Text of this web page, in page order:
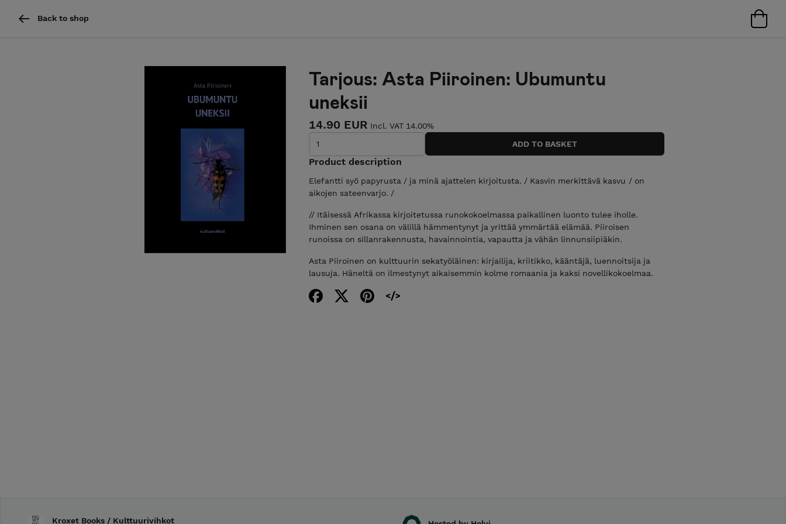
Back to shop
Tarjous: Asta Piiroinen: Ubumuntu
uneksii
14.90 EUR Incl. VAT 14.00%
Product description
Elefantti syö papyrusta / ja minä ajattelen kirjoitusta. / Kasvin merkittävä kasvu / on
aikojen sateenvarjo. /
// Itäisessä Afrikassa kirjoitetussa runokokoelmassa paikallinen luonto tulee iholle.
Ihminen sen osana on välillä hämmentynyt ja yrittää ymmärtää elämää. Piiroisen
runoissa on sillanrakennusta, havainnointia, vapautta ja vähän linnunsiipiäkin.
Asta Piiroinen on kulttuurin sekatyöläinen: kirjailija, kriitikko, kääntäjä, luennoitsija ja
lausuja. Häneltä on ilmestynyt aikaisemmin kolme romaania ja kaksi novellikokoelmaa.
Kroxet Books / Kulttuurivihkot